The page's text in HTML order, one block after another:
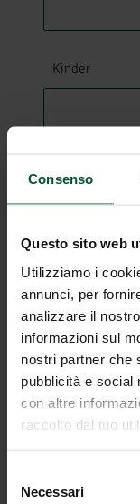
Consenso
Questo sito web
Utilizziamo i
annunci, per
analizzare il
informazioni sul
nostri partner che
pubblicità e social
con altre
raccolto dal tuo
delNecessari
Kinder
Tipo di camera
Offerta
Note